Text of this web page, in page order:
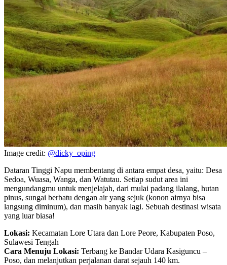
Image credit: @dicky_oping
Dataran Tinggi Napu membentang di antara empat desa, yaitu: Desa
Sedoa, Wuasa, Wanga, dan Watutau. Setiap sudut area ini
mengundangmu untuk menjelajah, dari mulai padang ilalang, hutan
pinus, sungai berbatu dengan air yang sejuk (konon airnya bisa
langsung diminum), dan masih banyak lagi. Sebuah destinasi wisata
yang luar biasa!
Lokasi: Kecamatan Lore Utara dan Lore Peore, Kabupaten Poso,
Sulawesi Tengah
Cara Menuju Lokasi: Terbang ke Bandar Udara Kasiguncu –
Poso, dan melanjutkan perjalanan darat sejauh 140 km.